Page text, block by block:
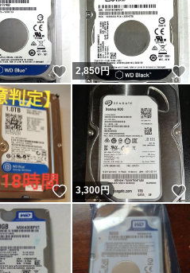
いいね！
2,850円
いいね！
3,300円